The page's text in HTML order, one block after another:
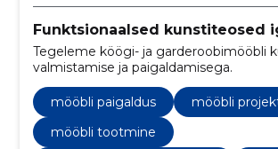
Funktsionaalsed kunstiteosed
Tegeleme köögi- ja garderoobimööbli
valmistamise ja paigaldamisega.
mööbli paigaldus
mööbli
mööbli tootmine